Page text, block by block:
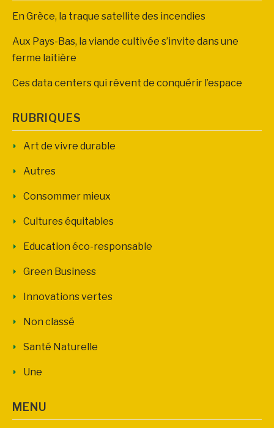
En Grèce, la traque satellite des incendies
Aux Pays-Bas, la viande cultivée s’invite dans une
ferme laitière
Ces data centers qui rêvent de conquérir l’espace
RUBRIQUES
Art de vivre durable
Autres
Consommer mieux
Cultures équitables
Education éco-responsable
Green Business
Innovations vertes
Non classé
Santé Naturelle
Une
MENU